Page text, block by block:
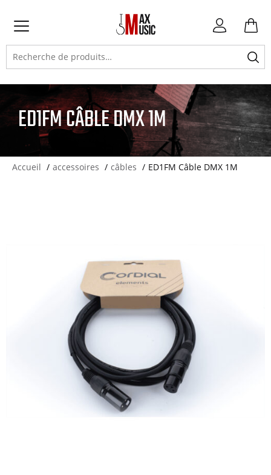
navigation
principale
navigation
secondaire
contenuPrimary
Menu
Recherche
pour :
Mon
ED1FM CÂBLE DMX 1M
Accueil accessoires câbles ED1FM Câble DMX 1M